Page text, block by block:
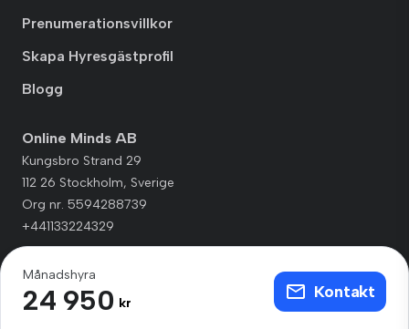
Månadshyra
24 950 kr
Kontakt
Prenumerationsvillkor
Skapa Hyresgästprofil
Blogg
Online Minds AB
Kungsbro Strand 29
112 26 Stockholm, Sverige
Org nr. 5594288739
+441133224329